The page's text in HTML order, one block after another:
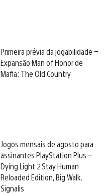
Primeira prévia da jogabilidade –
Expansão Man of Honor de
Mafia: The Old Country
Jogos mensais de agosto para
assinantes PlayStation Plus –
Dying Light 2 Stay Human:
Reloaded Edition, Big Walk,
Signalis